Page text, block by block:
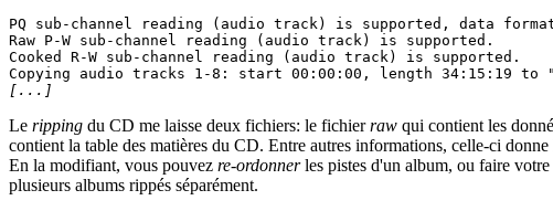
PQ sub-channel reading (audio track) is supported, data
Raw P-W sub-channel reading (audio track) is supported.
Cooked R-W sub-channel reading (audio track) is supported.
[...]
Le ripping du CD me laisse deux fichiers: le fichierraw qui contient les
contient la table des matières du CD. Entre autres informations, celle-ci donne
En la modifiant, vous pouvez re-ordonnerles pistes d'un album, ou faire
plusieurs albums rippés séparément.